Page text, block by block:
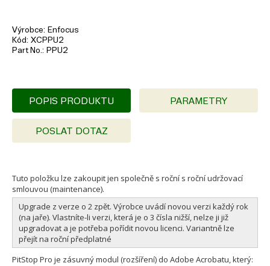
Výrobce
Enfocus
Kód XCPPU2
Part No.
PPU2
POPIS PRODUKTU PARAMETRY
POSLAT DOTAZ
Tuto položku lze zakoupit jen společně s roční s roční udržovací
smlouvou (maintenance).
Upgrade z verze o 2 zpět. Výrobce uvádí novou verzi každý rok
(na jaře). Vlastníte-li verzi, která je o 3 čísla nižší, nelze ji již
upgradovat a je potřeba pořídit novou licenci. Variantně lze
přejít na roční předplatné
PitStop Pro je zásuvný modul (rozšíření) do Adobe Acrobatu, který: